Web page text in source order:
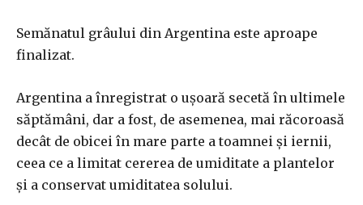
Semănatul grâului din Argentina este aproape
finalizat.
Argentina a înregistrat o ușoară secetă în ultimele
săptămâni, dar a fost, de asemenea, mai răcoroasă
decât de obicei în mare parte a toamnei și iernii,
ceea ce a limitat cererea de umiditate a plantelor
și a conservat umiditatea solului.